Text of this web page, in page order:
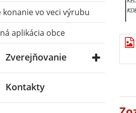
konanie vo veci výrubu
aplikácia obce
Zverejňovanie
Kontakty